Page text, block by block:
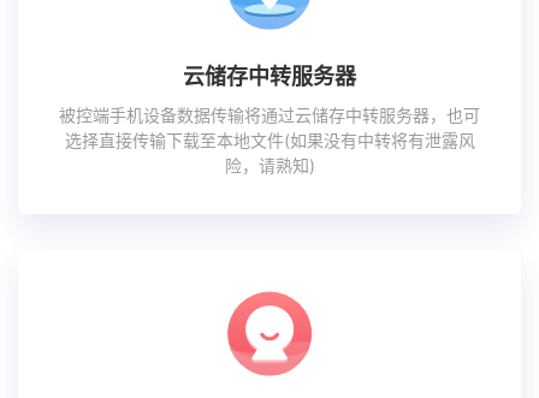
云储存中转服务器
被控端手机设备数据传输将通过云储存中转服务器，也可
选择直接传输下载至本地文件(如果没有中转将有泄露风
险，请熟知)